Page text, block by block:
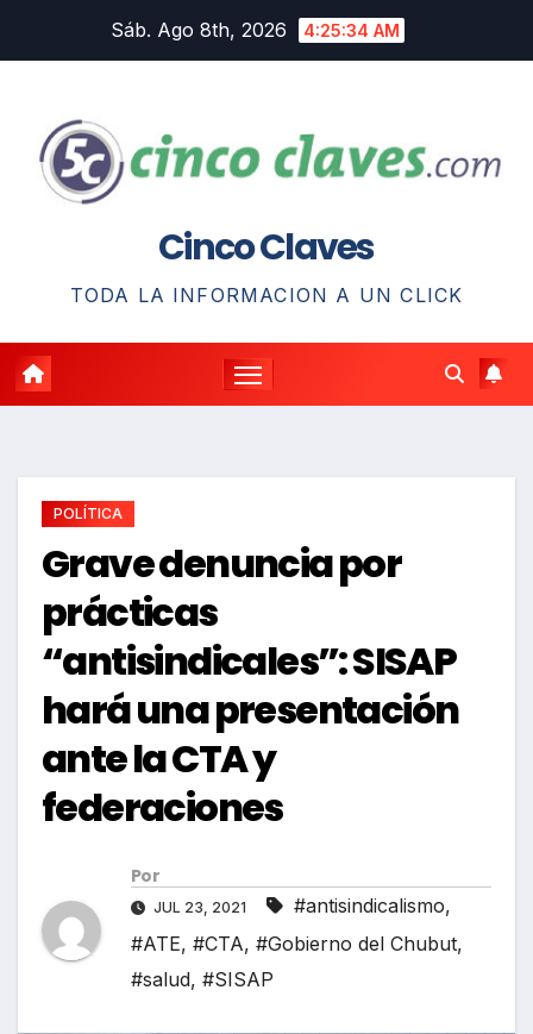
Sáb. Ago 8th, 2026 4:25:36 AM
Cinco Claves
TODA LA INFORMACION A UN CLICK
POLÍTICA
Grave denuncia por
prácticas
“antisindicales”: SISAP
hará una presentación
ante la CTA y
federaciones
Por
JUL 23, 2021 #antisindicalismo,
#ATE, #CTA, #Gobierno del Chubut,
#salud, #SISAP